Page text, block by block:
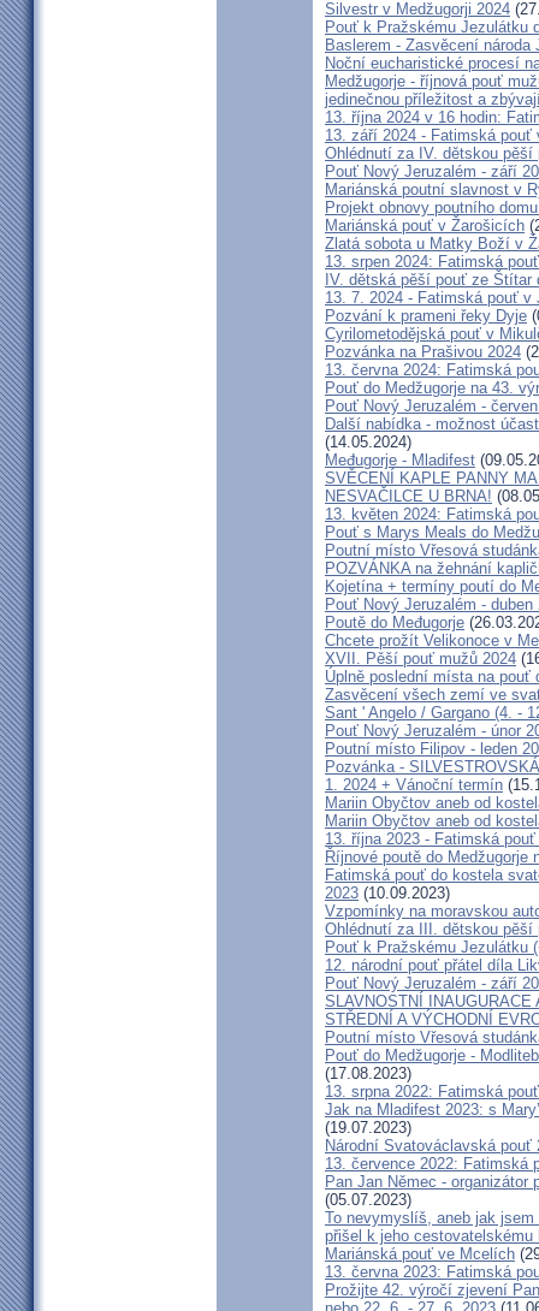
Silvestr v Medžugorji 2024
Pouť k Pražskému Jezulátku
Baslerem - Zasvěcení národa
Noční eucharistické procesí
Medžugorje - říjnová pouť
jedinečnou příležitost a
13. října 2024 v 16 hodin:
13. září 2024 - Fatimská pouť
Ohlédnutí za IV. dětskou
Pouť Nový Jeruzalém - září
Mariánská poutní slavnost v
Projekt obnovy poutního
Mariánská pouť v Žarošicích
Zlatá sobota u Matky Boží v
13. srpen 2024: Fatimská
IV. dětská pěší pouť ze Štítar
13. 7. 2024 - Fatimská pouť
Pozvání k prameni řeky Dyje
Cyrilometodějská pouť v
Pozvánka na Prašivou 2024
13. června 2024: Fatimská
Pouť do Medžugorje na 43.
Pouť Nový Jeruzalém -
Další nabídka - možnost
(14.05.2024)
Međugorje - Mladifest
SVĚCENÍ KAPLE PANNY
NESVAČILCE U BRNA!
13. květen 2024: Fatimská
Pouť s Marys Meals do
Poutní místo Vřesová
POZVÁNKA na žehnání
Kojetína + termíny poutí do
Pouť Nový Jeruzalém - duben
Poutě do Međugorje
Chcete prožít Velikonoce v
XVII. Pěší pouť mužů 2024
Úplně poslední místa na pouť
Zasvěcení všech zemí ve
Sant ' Angelo / Gargano (4. -
Pouť Nový Jeruzalém - únor
Poutní místo Filipov - leden
Pozvánka -
1. 2024 + Vánoční termín
Mariin Obyčtov aneb od
Mariin Obyčtov aneb od
13. října 2023 - Fatimská
Říjnové poutě do Medžugorje
Fatimská pouť do kostela
2023 (10.09.2023)
Vzpomínky na moravskou
Ohlédnutí za III. dětskou pěší
Pouť k Pražskému Jezulátku
12. národní pouť přátel díla
Pouť Nový Jeruzalém - září
SLAVNOSTNÍ
STŘEDNÍ A VÝCHODNÍ
Poutní místo Vřesová
Pouť do Medžugorje -
(17.08.2023)
13. srpna 2022: Fatimská
Jak na Mladifest 2023: s
(19.07.2023)
Národní Svatováclavská pouť
13. července 2022: Fatimská
Pan Jan Němec -
(05.07.2023)
To nevymyslíš, aneb jak
přišel k jeho cestovatelskému
Mariánská pouť ve Mcelích
13. června 2023: Fatimská
Prožijte 42. výročí zjevení